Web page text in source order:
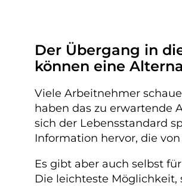
Der Übergang in
können eine
Viele Arbeitnehmer
haben das zu erwartende
sich der Lebensstandard
Information hervor, die
Es gibt aber auch selbst
Die leichteste Möglichkeit,